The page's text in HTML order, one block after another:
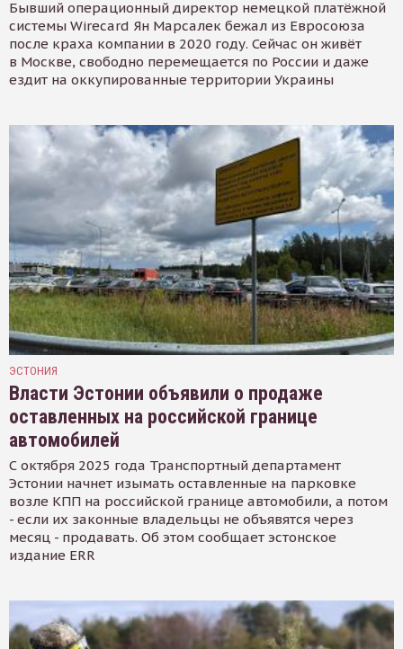
Бывший операционный директор немецкой платёжной
системы Wirecard Ян Марсалек бежал из Евросоюза
после краха компании в 2020 году. Сейчас он живёт
в Москве, свободно перемещается по России и даже
ездит на оккупированные территории Украины
ЭСТОНИЯ
Власти Эстонии объявили о продаже
оставленных на российской границе
автомобилей
С октября 2025 года Транспортный департамент
Эстонии начнет изымать оставленные на парковке
возле КПП на российской границе автомобили, а потом
- если их законные владельцы не объявятся через
месяц - продавать. Об этом сообщает эстонское
издание ERR